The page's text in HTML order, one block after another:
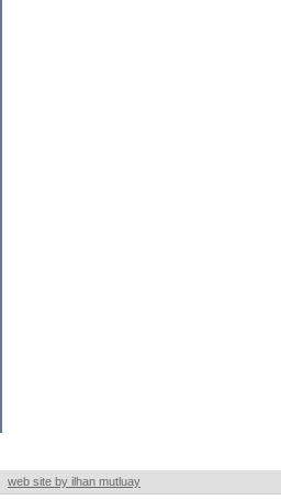
web site by ilhan mutluay